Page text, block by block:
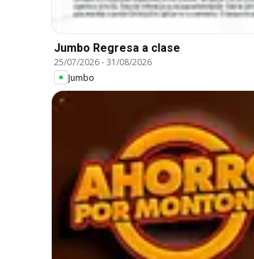
Jumbo Regresa a clase
25/07/2026-31/08/2026
Jumbo